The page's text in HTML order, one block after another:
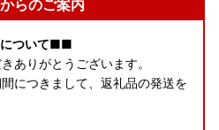
らのご案内
ついて■■
ありがとうございます。
につきまして、返礼品の発送を